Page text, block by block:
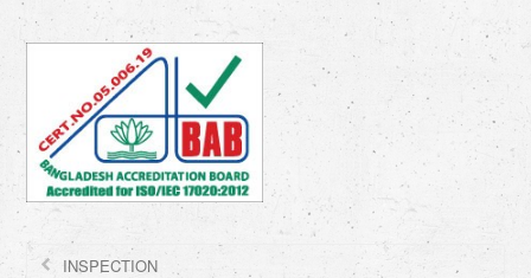
INSPECTION